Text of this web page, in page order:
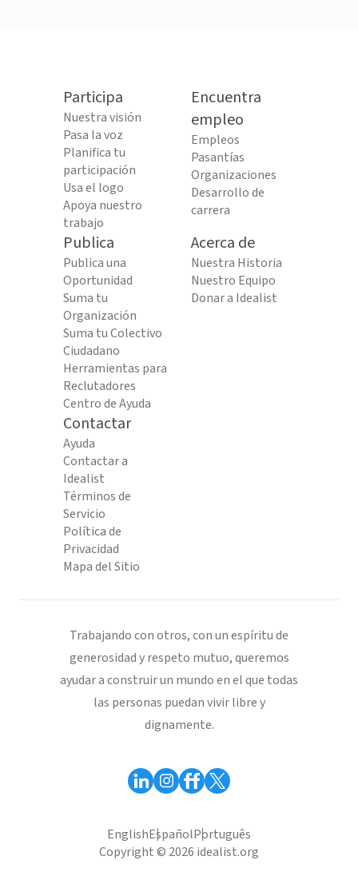
Participa
Nuestra visión
Pasa la voz
Planifica tu
participación
Usa el logo
Apoya nuestro
trabajo
Encuentra
empleo
Empleos
Pasantías
Organizaciones
Desarrollo de
carrera
Publica
Publica una
Oportunidad
Suma tu
Organización
Suma tu Colectivo
Ciudadano
Herramientas para
Reclutadores
Centro de Ayuda
Acerca de
Nuestra Historia
Nuestro Equipo
Donar a Idealist
Contactar
Ayuda
Contactar a
Idealist
Términos de
Servicio
Política de
Privacidad
Mapa del Sitio
Trabajando con otros, con un espíritu de
generosidad y respeto mutuo, queremos
ayudar a construir un mundo en el que todas
las personas puedan vivir libre y
dignamente.
EnglishEspañolPortuguês
Copyright © 2026 idealist.org